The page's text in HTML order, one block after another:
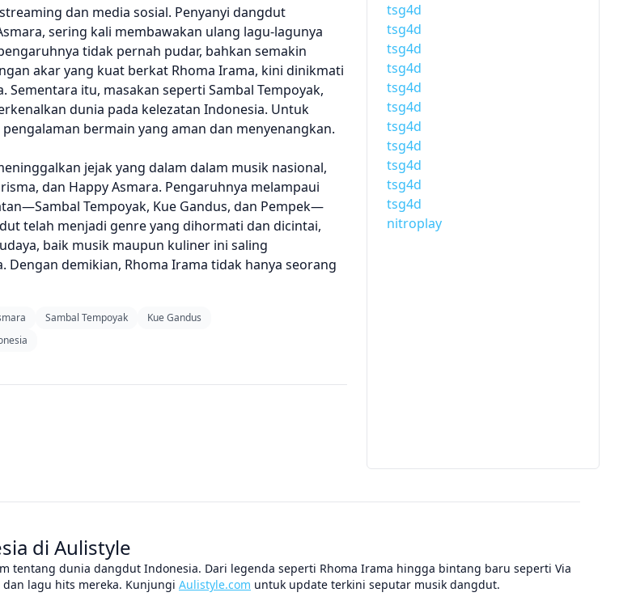
dan media sosial. Penyanyi dangdut
sering kali membawakan ulang lagu-lagunya
tidak pernah pudar, bahkan semakin
akar yang kuat berkat Rhoma Irama, kini dinikmati
itu, masakan seperti Sambal Tempoyak,
dunia pada kelezatan Indonesia. Untuk
bermain yang aman dan menyenangkan.
jejak yang dalam dalam musik nasional,
dan Happy Asmara. Pengaruhnya melampaui
Tempoyak, Kue Gandus, dan Pempek—
telah menjadi genre yang dihormati dan dicintai,
baik musik maupun kuliner ini saling
demikian, Rhoma Irama tidak hanya seorang
Sambal Tempoyak
Kue Gandus
tsg4d
tsg4d
tsg4d
tsg4d
tsg4d
tsg4d
tsg4d
tsg4d
tsg4d
tsg4d
tsg4d
nitroplay
di Aulistyle
dunia dangdut Indonesia. Dari legenda seperti Rhoma Irama hingga bintang baru seperti Via
lagu hits mereka. Kunjungi Aulistyle.com untuk update terkini seputar musik dangdut.